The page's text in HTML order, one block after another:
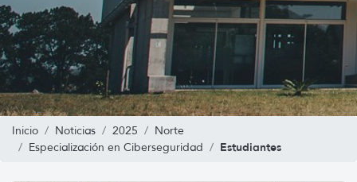
Inicio Noticias 2025
Norte
Especialización en Ciberseguridad
Estudiantes